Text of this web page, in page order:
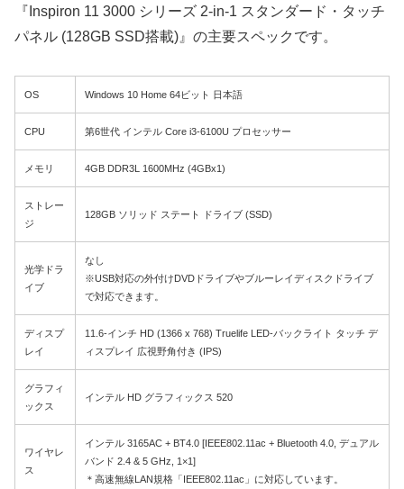
『Inspiron 11 3000 シリーズ 2-in-1 スタンダード・タッチ
パネル (128GB SSD搭載)』の主要スペックです。
OS Windows 10 Home 64ビット 日本語
CPU 第6世代 インテル Core i3-6100U プロセッサー
メモリ 4GB DDR3L 1600MHz (4GBx1)
ストレー
ジ
128GB ソリッド ステート ドライブ (SSD)
光学ドラ
イブ
なし
※USB対応の外付けDVDドライブやブルーレイディスクドライブ
で対応できます。
ディスプ
レイ
11.6-インチ HD (1366 x 768) Truelife LED-バックライト タッチ デ
ィスプレイ 広視野角付き (IPS)
グラフィ
ックス
インテル HD グラフィックス 520
ワイヤレ
ス
インテル 3165AC + BT4.0 [IEEE802.11ac + Bluetooth 4.0, デュアル
バンド 2.4 & 5 GHz, 1×1]
＊高速無線LAN規格「IEEE802.11ac」に対応しています。